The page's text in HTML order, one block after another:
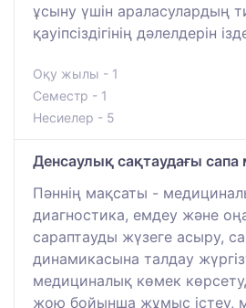
ұсыну үшін араласулардың
қауіпсіздігінің дәлелдерін
Оқу жылы - 1
Семестр - 1
Несиелер - 5
Денсаулық сақтаудағы сапа
Пәннің мақсаты -
диагностика, емдеу және
сараптауды жүзеге асыру,
динамикасына талдау
медициналық көмек
жою бойынша жұмыс істеу,